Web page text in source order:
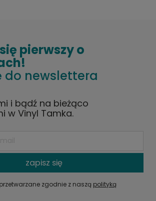
pierwszy o
do newslettera
i bądź na bieżąco
w Vinyl Tamka.
zapisz się
zgodnie z naszą polityką